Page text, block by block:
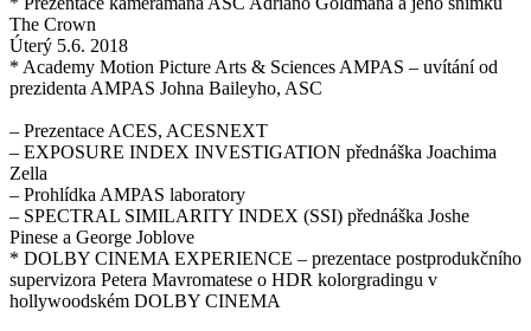
The Crown
Úterý 5.6. 2018
* Academy Motion Picture Arts & Sciences AMPAS – uvítání od
prezidenta AMPAS Johna Baileyho, ASC
– Prezentace ACES, ACESNEXT
– EXPOSURE INDEX INVESTIGATION přednáška Joachima
Zella
– Prohlídka AMPAS laboratory
– SPECTRAL SIMILARITY INDEX (SSI) přednáška Joshe
Pinese a George Joblove
* DOLBY CINEMA EXPERIENCE – prezentace postprodukčního
supervizora Petera Mavromatese o HDR kolorgradingu v
hollywoodském DOLBY CINEMA